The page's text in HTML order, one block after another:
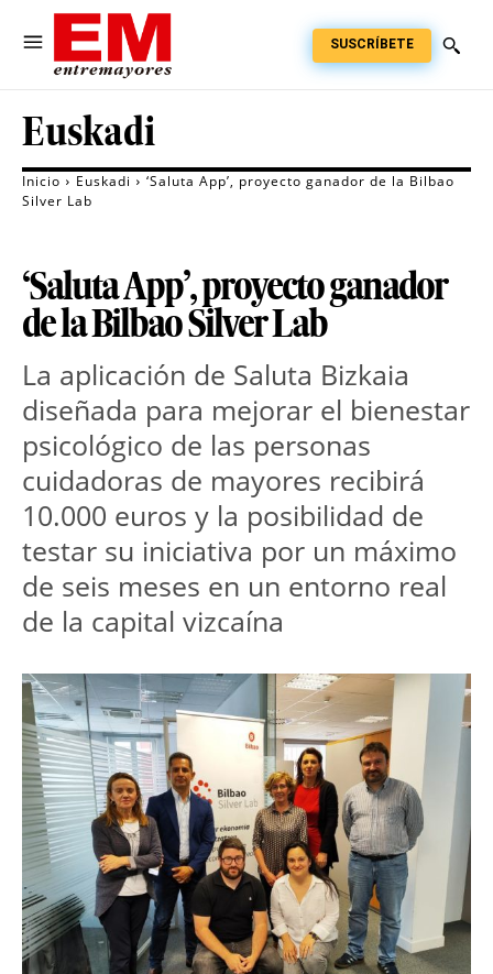
SUSCRÍBETE
Euskadi
Inicio Euskadi
‘Saluta App’, proyecto ganador de la Bilbao
Silver Lab
‘Saluta App’, proyecto ganador
de la Bilbao Silver Lab
La aplicación de Saluta Bizkaia
diseñada para mejorar el bienestar
psicológico de las personas
cuidadoras de mayores recibirá
10.000 euros y la posibilidad de
testar su iniciativa por un máximo
de seis meses en un entorno real
de la capital vizcaína